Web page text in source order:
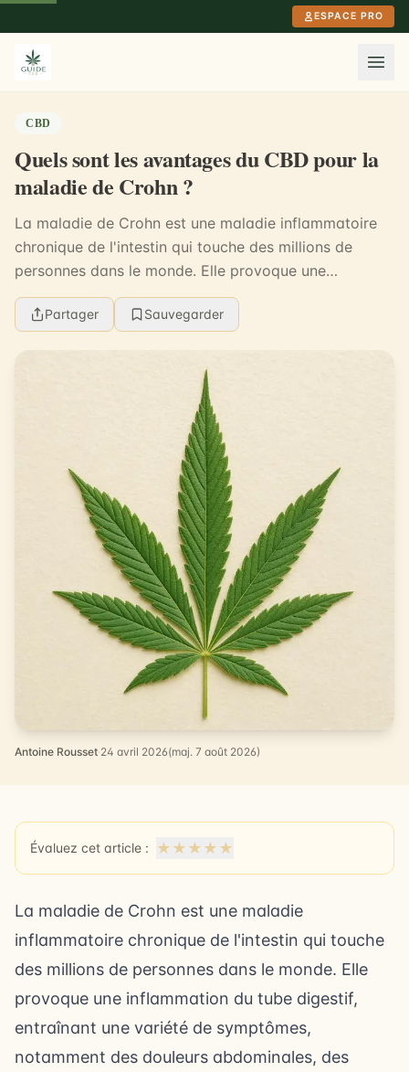
ESPACE PRO
CBD
Quels sont les avantages du CBD pour la
maladie de Crohn ?
La maladie de Crohn est une maladie inflammatoire
chronique de l'intestin qui touche des millions de
personnes dans le monde. Elle provoque une
inflammation du tube digestif, entraînant une variété
d...
Partager Sauvegarder
Antoine Rousset·24 avril 2026(maj. 7 août 2026)
Évaluez cet article : ★ ★ ★ ★ ★
La maladie de Crohn est une maladie
inflammatoire chronique de l'intestin qui touche
des millions de personnes dans le monde. Elle
provoque une inflammation du tube digestif,
entraînant une variété de symptômes,
notamment des douleurs abdominales, des